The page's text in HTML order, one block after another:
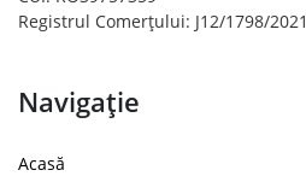
Registrul Comerțului: J12/1798/2021
Navigație
Acasă